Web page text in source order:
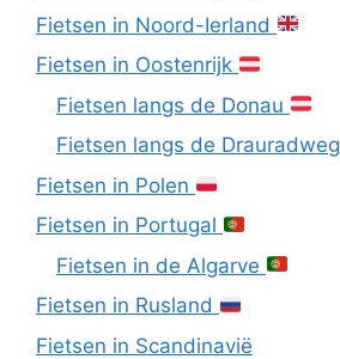
Fietsen in Noord-Ierland
Fietsen in Oostenrijk
Fietsen langs de Donau
Fietsen langs de Drauradweg
Fietsen in Polen
Fietsen in Portugal
Fietsen in de Algarve
Fietsen in Rusland
Fietsen in Scandinavië